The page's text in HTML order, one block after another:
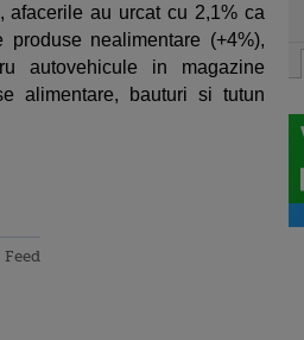
afacerile au urcat cu 2,1% ca
nealimentare (+4%),
autovehicule in magazine
alimentare, bauturi si tutun
Feed